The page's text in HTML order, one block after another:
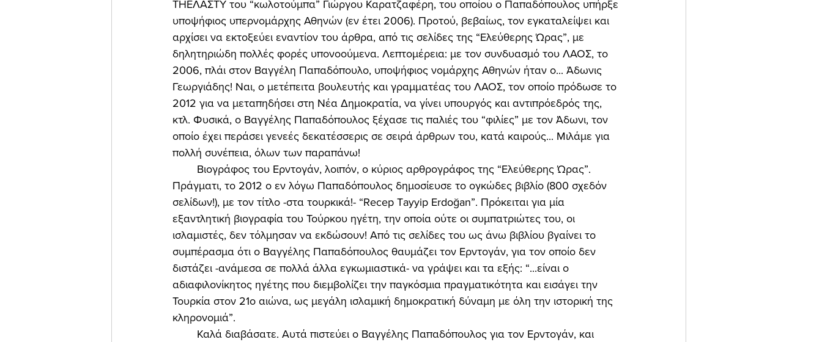
ΤΗΕΛΑΣΤΥ του “κωλοτούμπα” Γιώργου Καρατζαφέρη, του οποίου ο Παπαδόπουλος υπήρξε
υποψήφιος υπερνομάρχης Αθηνών (εν έτει 2006). Προτού, βεβαίως, τον εγκαταλείψει και
αρχίσει να εκτοξεύει εναντίον του άρθρα, από τις σελίδες της “Ελεύθερης Ώρας”, με
δηλητηριώδη πολλές φορές υπονοούμενα. Λεπτομέρεια: με τον συνδυασμό του ΛΑΟΣ, το
2006, πλάι στον Βαγγέλη Παπαδόπουλο, υποψήφιος νομάρχης Αθηνών ήταν ο... Άδωνις
Γεωργιάδης! Ναι, ο μετέπειτα βουλευτής και γραμματέας του ΛΑΟΣ, τον οποίο πρόδωσε το
2012 για να μεταπηδήσει στη Νέα Δημοκρατία, να γίνει υπουργός και αντιπρόεδρός της,
κτλ. Φυσικά, ο Βαγγέλης Παπαδόπουλος ξέχασε τις παλιές του “φιλίες” με τον Άδωνι, τον
οποίο έχει περάσει γενεές δεκατέσσερις σε σειρά άρθρων του, κατά καιρούς... Μιλάμε για
πολλή συνέπεια, όλων των παραπάνω!
Πράγματι, το 2012 ο εν λόγω Παπαδόπουλος δημοσίευσε το ογκώδες βιβλίο (800 σχεδόν
σελίδων!), με τον τίτλο -στα τουρκικά!- “Recep Tayyip Erdoğan”. Πρόκειται για μία
εξαντλητική βιογραφία του Τούρκου ηγέτη, την οποία ούτε οι συμπατριώτες του, οι
ισλαμιστές, δεν τόλμησαν να εκδώσουν! Από τις σελίδες του ως άνω βιβλίου βγαίνει το
συμπέρασμα ότι ο Βαγγέλης Παπαδόπουλος θαυμάζει τον Ερντογάν, για τον οποίο δεν
διστάζει -ανάμεσα σε πολλά άλλα εγκωμιαστικά- να γράψει και τα εξής: “...είναι ο
αδιαφιλονίκητος ηγέτης που διεμβολίζει την παγκόσμια πραγματικότητα και εισάγει την
Τουρκία στον 21ο αιώνα, ως μεγάλη ισλαμική δημοκρατική δύναμη με όλη την ιστορική της
κληρονομιά”.